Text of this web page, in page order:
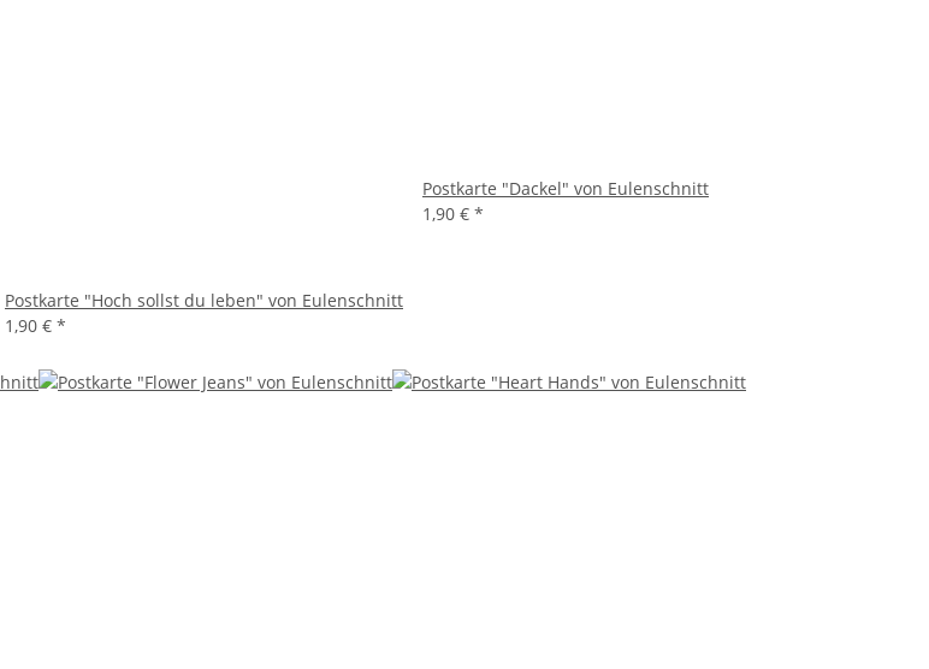
Postkarte "Hoch sollst du leben" von Eulenschnitt
1,90 € *
Postkarte "Dackel" von Eulenschnitt
1,90 € *